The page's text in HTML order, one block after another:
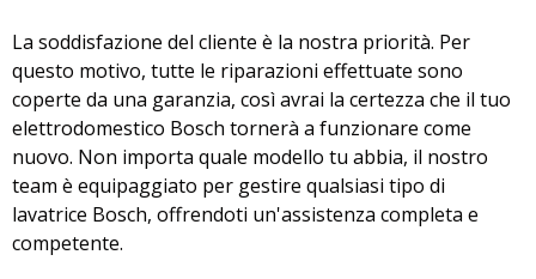
La soddisfazione del cliente è la nostra priorità. Per
questo motivo, tutte le riparazioni effettuate sono
coperte da una garanzia, così avrai la certezza che il tuo
elettrodomestico Bosch tornerà a funzionare come
nuovo. Non importa quale modello tu abbia, il nostro
team è equipaggiato per gestire qualsiasi tipo di
lavatrice Bosch, offrendoti un'assistenza completa e
competente.